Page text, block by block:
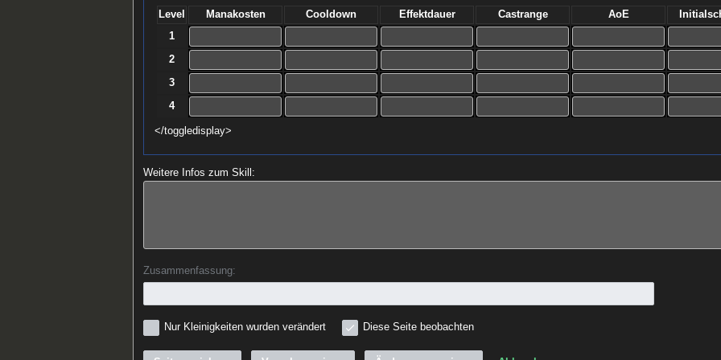
Level Manakosten Cooldown Effektdauer Castrange AoE
1
2
3
4
</toggledisplay>
Weitere Infos zum Skill:
Zusammenfassung:
Nur Kleinigkeiten wurden verändert Diese Seite beobachten